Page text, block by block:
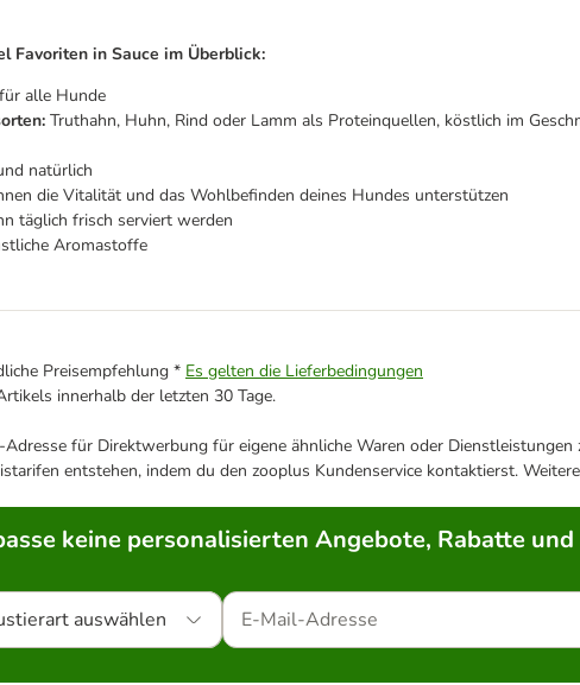
Favoriten in Sauce im Überblick:
alle Hunde
Truthahn, Huhn, Rind oder Lamm als Proteinquellen, köstlich im
natürlich
die Vitalität und das Wohlbefinden deines Hundes unterstützen
täglich frisch serviert werden
Aromastoffe
Preisempfehlung * Es gelten die Lieferbedingungen
innerhalb der letzten 30 Tage.
für Direktwerbung für eigene ähnliche Waren oder
entstehen, indem du den zooplus Kundenservice kontaktierst.
keine personalisierten Angebote, Rabatte und
auswählen